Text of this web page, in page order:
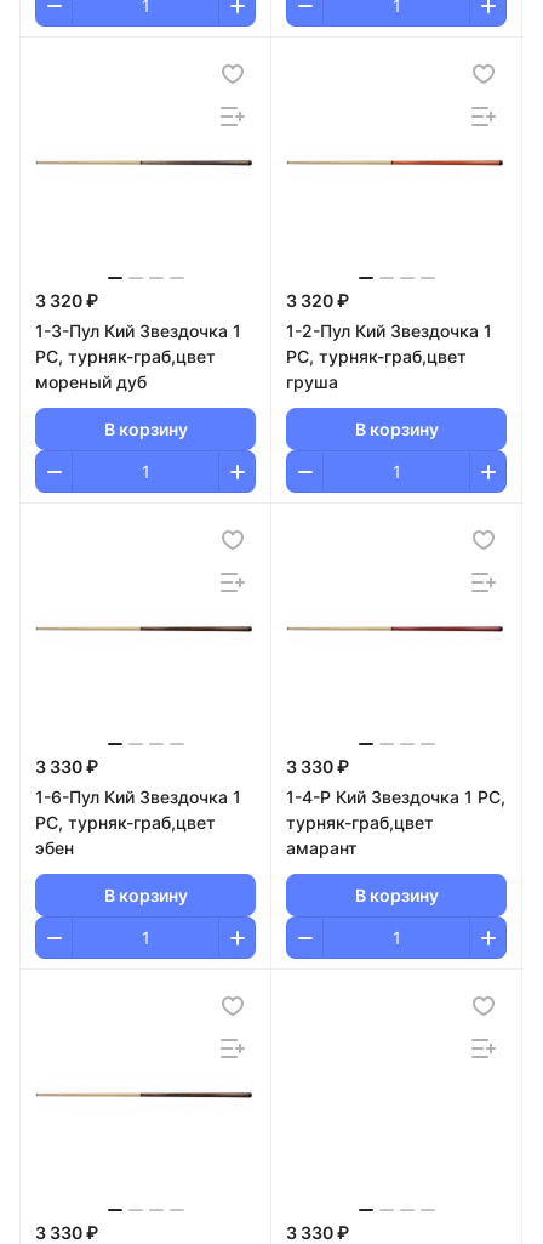
3 320 ₽
1-3-Пул Кий Звездочка 1
РС, турняк-граб,цвет
мореный дуб
В корзину
3 320 ₽
1-2-Пул Кий Звездочка 1
РС, турняк-граб,цвет
груша
В корзину
3 330 ₽
1-6-Пул Кий Звездочка 1
РС, турняк-граб,цвет
эбен
В корзину
3 330 ₽
1-4-Р Кий Звездочка 1 РС,
турняк-граб,цвет
амарант
В корзину
3 330 ₽
3 330 ₽